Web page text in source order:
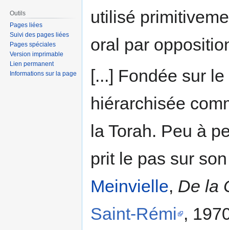
utilisé
oral par
[...] Fondée sur
hiérarchisée
la Torah. Peu à
prit le pas sur
Meinvielle, De la
Saint-Rémi ,
Outils
Pages liées
Suivi des pages liées
Pages spéciales
Version imprimable
Lien permanent
Informations sur la page